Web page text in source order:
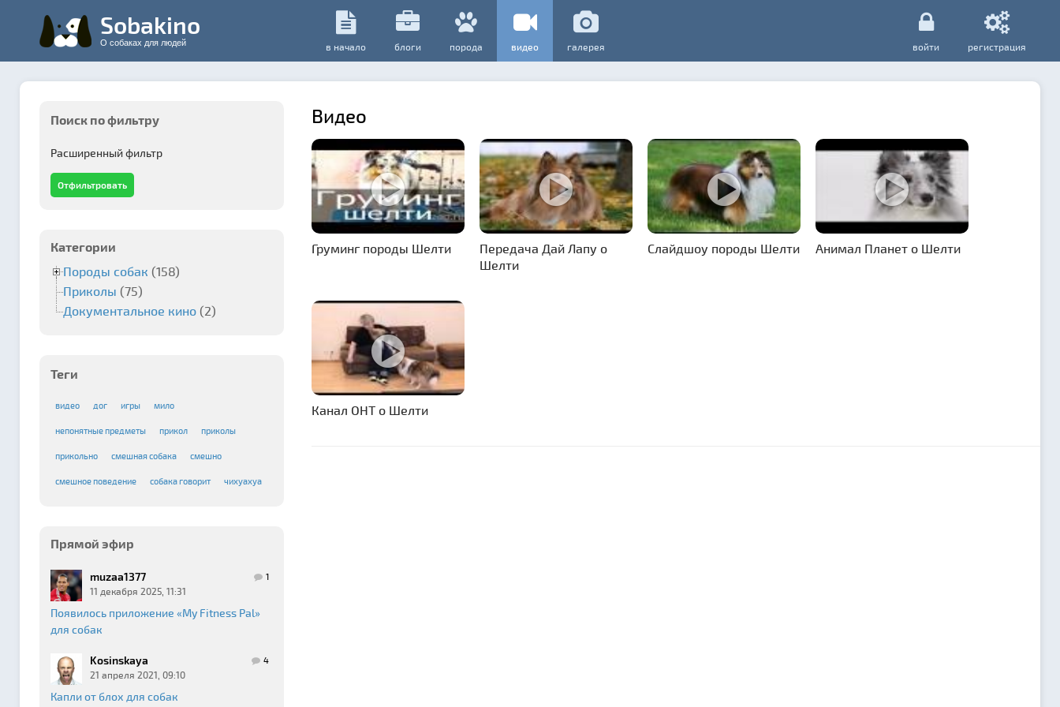
Sobakino
О собаках для людей в начало блоги порода видео галерея войти регистрация
Поиск по фильтру
Расширенный фильтр
Категории
Породы собак (158)
Приколы (75)
Документальное кино (2)
Теги
видео дог игры мило
непонятные предметы прикол приколы
прикольно смешная собака смешно
смешное поведение собака говорит чихуахуа
Прямой эфир
1
muzaa1377
11 декабря 2025, 11:31
Появилось приложение «My Fitness Pal»
для собак
4
Kosinskaya
21 апреля 2021, 09:10
Капли от блох для собак
Видео
Груминг породы Шелти
Передача Дай Лапу о
Шелти
Слайдшоу породы Шелти Анимал Планет о Шелти
Канал ОНТ о Шелти